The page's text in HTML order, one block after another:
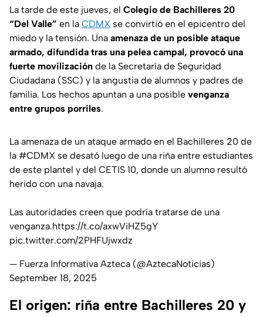
La tarde de este jueves, el Colegio de Bachilleres 20
“Del Valle” en la CDMX se convirtió en el epicentro del
miedo y la tensión. Una amenaza de un posible ataque
armado, difundida tras una pelea campal, provocó una
fuerte movilización de la Secretaría de Seguridad
Ciudadana (SSC) y la angustia de alumnos y padres de
familia. Los hechos apuntan a una posible venganza
entre grupos porriles.
La amenaza de un ataque armado en el Bachilleres 20 de
la #CDMX se desató luego de una riña entre estudiantes
de este plantel y del CETIS 10, donde un alumno resultó
herido con una navaja.
Las autoridades creen que podría tratarse de una
venganza.https://t.co/axwViHZ5gY
pic.twitter.com/2PHFUjwxdz
— Fuerza Informativa Azteca (@AztecaNoticias)
September 18, 2025
El origen: riña entre Bachilleres 20 y